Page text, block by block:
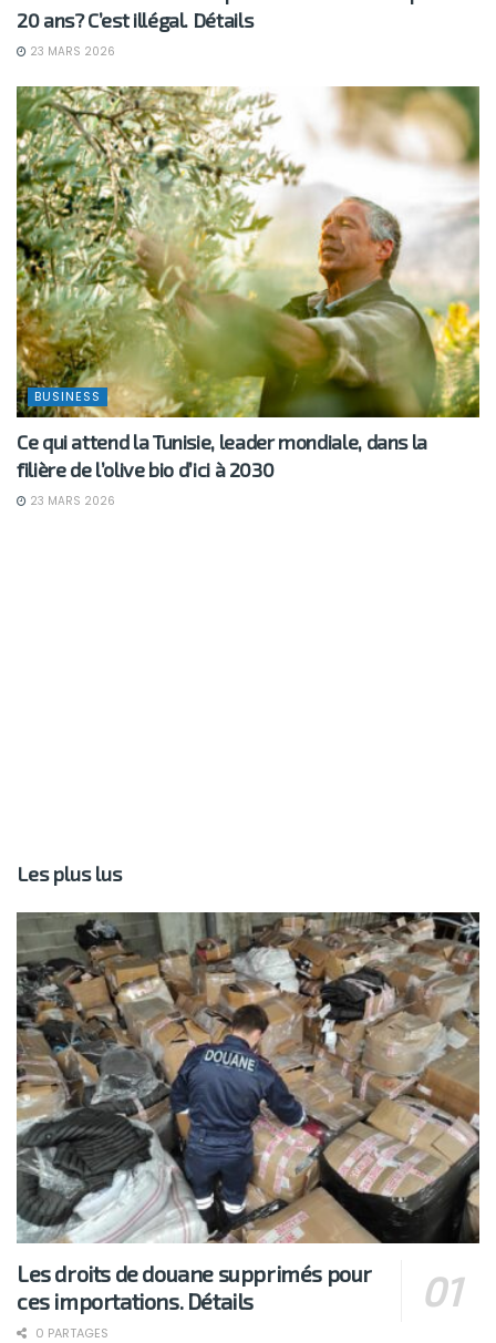
20 ans? C’est illégal. Détails
23 MARS 2026
BUSINESS
Ce qui attend la Tunisie, leader mondiale, dans la
filière de l’olive bio d’ici à 2030
23 MARS 2026
Les plus lus
Les droits de douane supprimés pour
ces importations. Détails
0 PARTAGES